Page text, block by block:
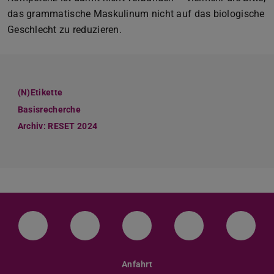
das grammatische Maskulinum nicht auf das biologische
Geschlecht zu reduzieren.
(N)Etikette
Basisrecherche
Archiv: RESET 2024
LinkedIn-Seite der TU Darmstadt
Instagram-Kanal der TU
Bluesky-Kanal der TU
Facebook-
Anfahrt